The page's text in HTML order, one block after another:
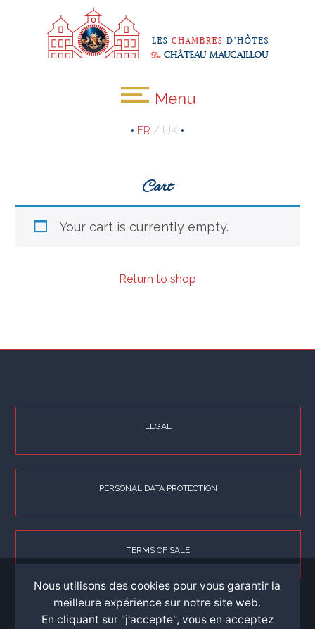
Menu
• FR / UK •
Cart
Your cart is currently empty.
Return to shop
LEGAL
PERSONAL DATA PROTECTION
TERMS OF SALE
Nous utilisons des cookies pour vous garantir la
meilleure expérience sur notre site web.
En cliquant sur "j'accepte", vous en acceptez